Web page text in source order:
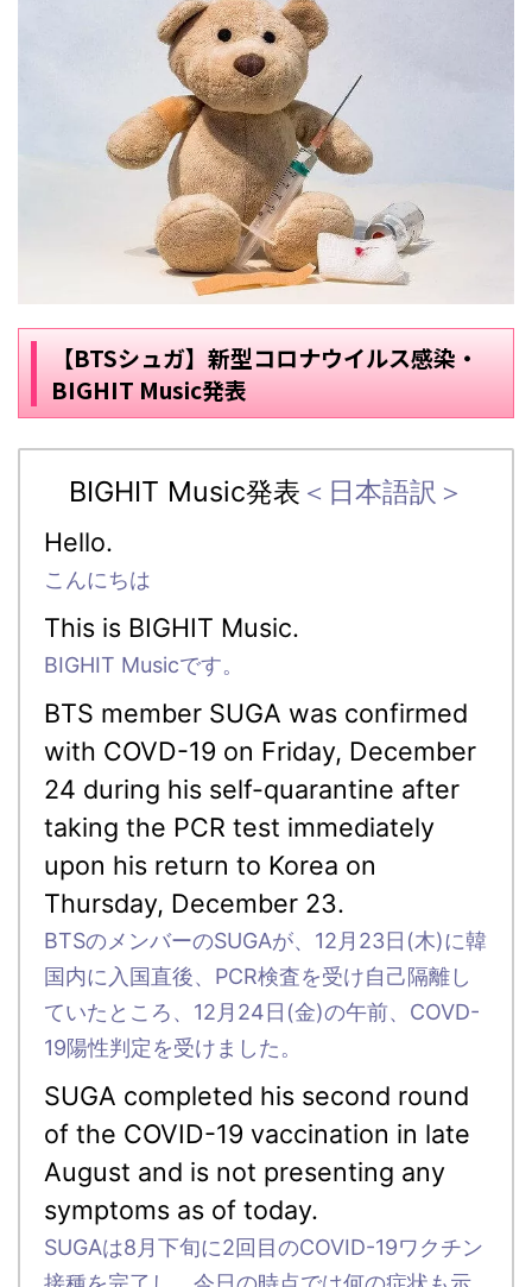
【BTSシュガ】新型コロナウイルス感染・
BIGHIT Music発表
BIGHIT Music発表 ＜日本語訳＞
Hello.
こんにちは
This is BIGHIT Music.
BIGHIT Musicです。
BTS member SUGA was confirmed
with COVD-19 on Friday, December
24 during his self-quarantine after
taking the PCR test immediately
upon his return to Korea on
Thursday, December 23.
BTSのメンバーのSUGAが、12月23日(木)に韓
国内に入国直後、PCR検査を受け自己隔離し
ていたところ、12月24日(金)の午前、COVD-
19陽性判定を受けました。
SUGA completed his second round
of the COVID-19 vaccination in late
August and is not presenting any
symptoms as of today.
SUGAは8月下旬に2回目のCOVID-19ワクチン